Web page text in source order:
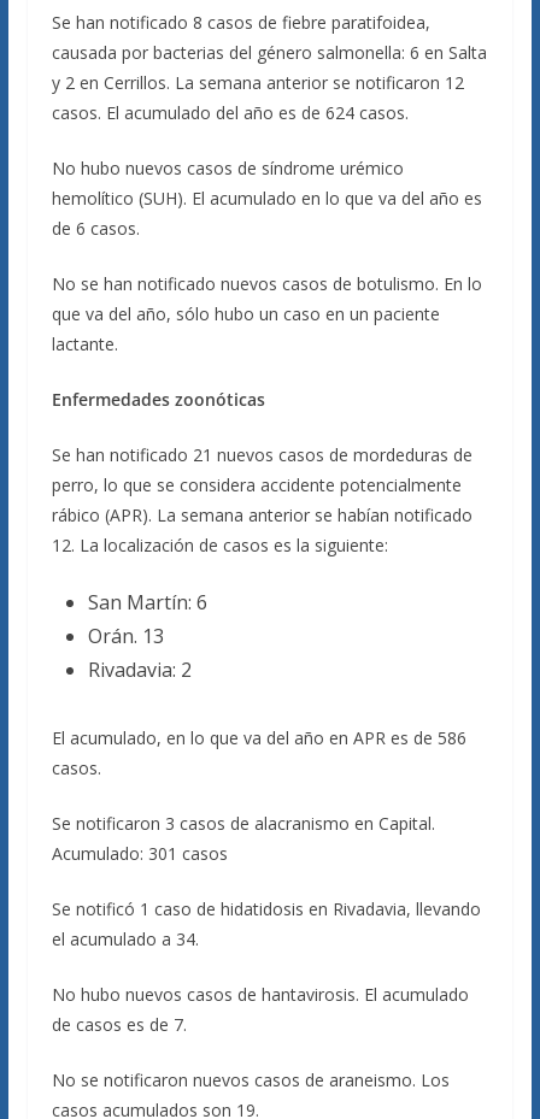
Se han notificado 8 casos de fiebre paratifoidea,
causada por bacterias del género salmonella: 6 en Salta
y 2 en Cerrillos. La semana anterior se notificaron 12
casos. El acumulado del año es de 624 casos.
No hubo nuevos casos de síndrome urémico
hemolítico (SUH). El acumulado en lo que va del año es
de 6 casos.
No se han notificado nuevos casos de botulismo. En lo
que va del año, sólo hubo un caso en un paciente
lactante.
Enfermedades zoonóticas
Se han notificado 21 nuevos casos de mordeduras de
perro, lo que se considera accidente potencialmente
rábico (APR). La semana anterior se habían notificado
12. La localización de casos es la siguiente:
San Martín: 6
Orán. 13
Rivadavia: 2
El acumulado, en lo que va del año en APR es de 586
casos.
Se notificaron 3 casos de alacranismo en Capital.
Acumulado: 301 casos
Se notificó 1 caso de hidatidosis en Rivadavia, llevando
el acumulado a 34.
No hubo nuevos casos de hantavirosis. El acumulado
de casos es de 7.
No se notificaron nuevos casos de araneismo. Los
casos acumulados son 19.